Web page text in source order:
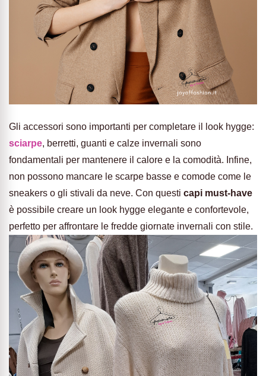
Gli accessori sono importanti per completare il look hygge:
sciarpe, berretti, guanti e calze invernali sono
fondamentali per mantenere il calore e la comodità. Infine,
non possono mancare le scarpe basse e comode come le
sneakers o gli stivali da neve. Con questi capi must-have
è possibile creare un look hygge elegante e confortevole,
perfetto per affrontare le fredde giornate invernali con stile.